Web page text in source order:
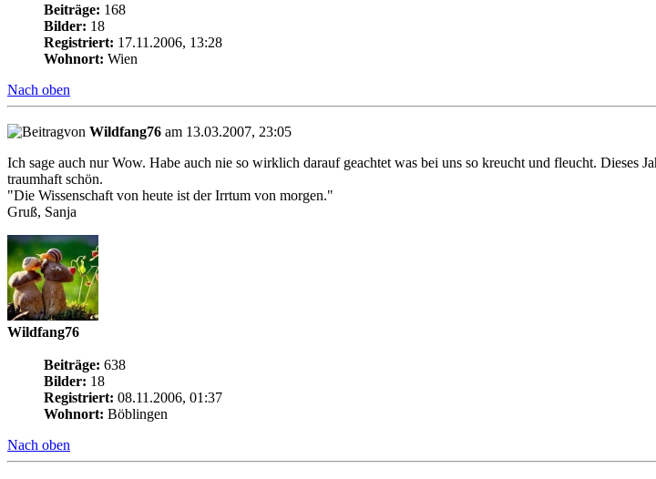
Beiträge: 168
Bilder: 18
Registriert: 17.11.2006, 13:28
Wohnort: Wien
Nach oben
von Wildfang76 am 13.03.2007, 23:05
Ich sage auch nur Wow. Habe auch nie so wirklich darauf geachtet was bei uns so kreucht und fleucht. Dieses
traumhaft schön.
"Die Wissenschaft von heute ist der Irrtum von morgen."
Gruß, Sanja
Wildfang76
Beiträge: 638
Bilder: 18
Registriert: 08.11.2006, 01:37
Wohnort: Böblingen
Nach oben